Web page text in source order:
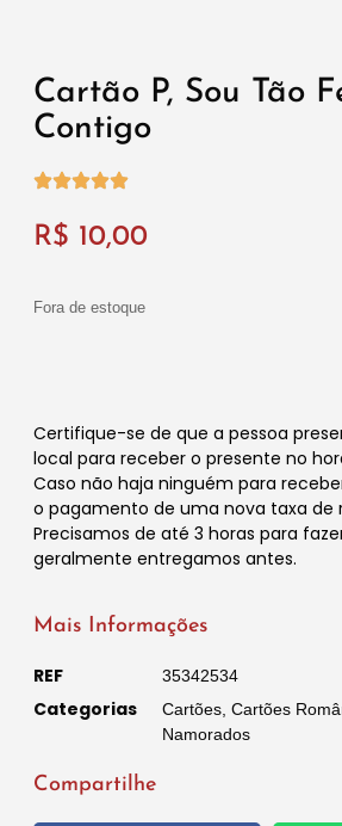
Cartão P, Sou Tão
Contigo
R$ 10,00
Fora de estoque
Certifique-se de que a pessoa
local para receber o presente no
Caso não haja ninguém para
o pagamento de uma nova taxa de
Precisamos de até 3 horas para
geralmente entregamos antes.
Mais Informações
REF 35342534
Categorias Cartões Cartões
Namorados
Compartilhe